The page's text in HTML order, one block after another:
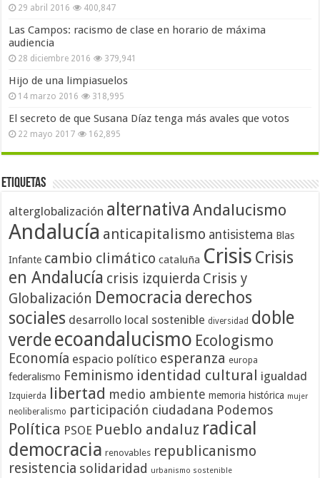
29 abril 2016 400,847
Las Campos: racismo de clase en horario de máxima
audiencia
28 diciembre 2016 379,941
Hijo de una limpiasuelos
14 marzo 2016 318,995
El secreto de que Susana Díaz tenga más avales que votos
22 mayo 2017 162,895
Etiquetas
alterglobalización alternativa Andalucismo
Andalucía anticapitalismo antisistema Blas
Infante cambio climático cataluña Crisis Crisis
en Andalucía crisis izquierda Crisis y
Globalización Democracia derechos
sociales desarrollo local sostenible diversidad doble
verdeecoandalucismo Ecologismo
Economía espacio político esperanza europa
federalismo Feminismo identidad cultural igualdad
Izquierda libertad medio ambiente memoria histórica mujer
neoliberalismo participación ciudadana Podemos
Política PSOE Pueblo andaluz radical
democracia renovables republicanismo
resistencia solidaridad urbanismo sostenible